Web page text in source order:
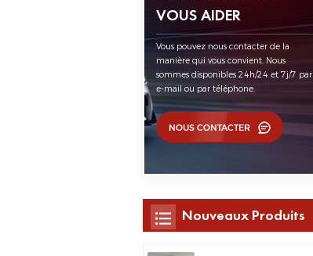
VOUS AIDER
Vous pouvez nous contacter de la
manière qui vous convient. Nous
sommes disponibles 24h/24 et 7j/7 par
e-mail ou par téléphone.
NOUS CONTACTER
Nouveaux Produits